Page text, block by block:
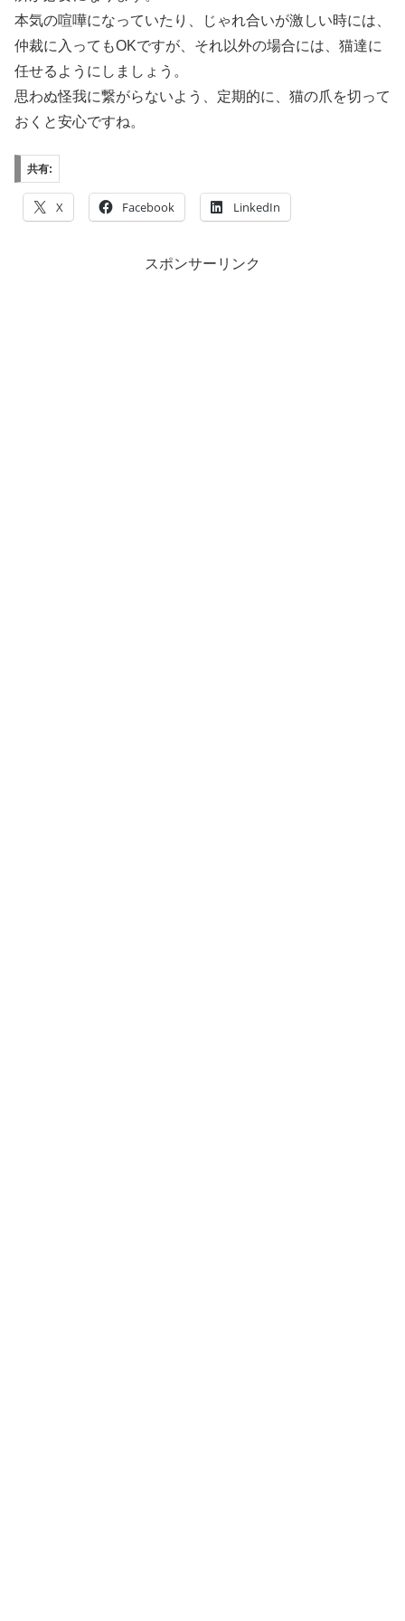
本気の喧嘩になっていたり、じゃれ合いが激しい時には、
仲裁に入ってもOKですが、それ以外の場合には、猫達に
任せるようにしましょう。
思わぬ怪我に繋がらないよう、定期的に、猫の爪を切って
おくと安心ですね。
共有:
X Facebook LinkedIn
スポンサーリンク